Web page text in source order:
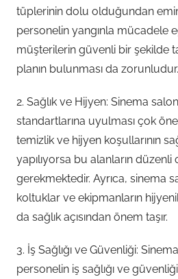
tüplerinin dolu olduğundan emin
personelin yangınla mücadele
müşterilerin güvenli bir şekilde
planın bulunması da zorunludur.
2. Sağlık ve Hijyen: Sinema
standartlarına uyulması çok
temizlik ve hijyen koşullarının
yapılıyorsa bu alanların
gerekmektedir. Ayrıca, sinema
koltuklar ve ekipmanların
da sağlık açısından önem taşır.
3. İş Sağlığı ve Güvenliği:
personelin iş sağlığı ve